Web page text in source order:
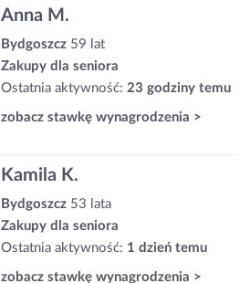
Anna M.
Bydgoszcz 59 lat
Zakupy dla seniora
Ostatnia aktywność: 23 godziny temu
zobacz stawkę wynagrodzenia >
Kamila K.
Bydgoszcz 53 lata
Zakupy dla seniora
Ostatnia aktywność: 1 dzień temu
zobacz stawkę wynagrodzenia >